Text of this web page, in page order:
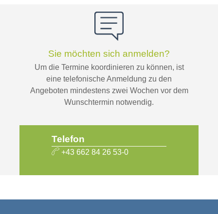
Sie möchten sich anmelden?
Um die Termine koordinieren zu können, ist
eine telefonische Anmeldung zu den
Angeboten mindestens zwei Wochen vor dem
Wunschtermin notwendig.
Telefon
+43 662 84 26 53-0